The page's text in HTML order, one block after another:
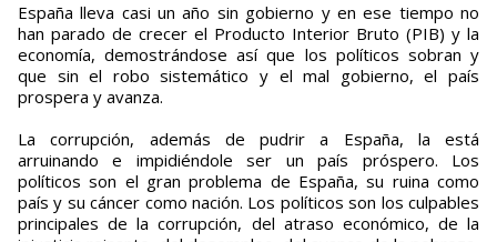
España lleva casi un año sin gobierno y en ese tiempo no
han parado de crecer el Producto Interior Bruto (PIB) y la
economía, demostrándose así que los políticos sobran y
que sin el robo sistemático y el mal gobierno, el país
prospera y avanza.
La corrupción, además de pudrir a España, la está
arruinando e impidiéndole ser un país próspero. Los
políticos son el gran problema de España, su ruina como
país y su cáncer como nación. Los políticos son los culpables
principales de la corrupción, del atraso económico, de la